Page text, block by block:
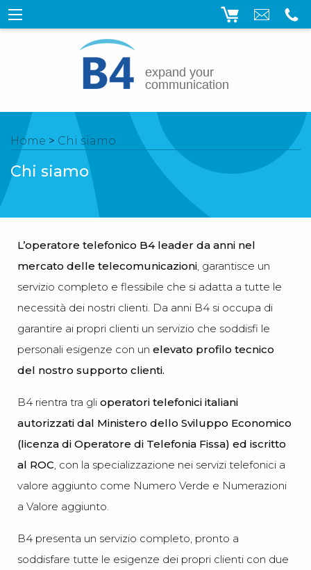
Home > Chi siamo
Chi siamo
L’operatore telefonico B4 leader da anni nel
mercato delle telecomunicazioni , garantisce un
servizio completo e flessibile che si adatta a tutte le
necessità dei nostri clienti. Da anni B4 si occupa di
garantire ai propri clienti un servizio che soddisfi le
personali esigenze con un elevato profilo tecnico
del nostro supporto clienti.
B4 rientra tra gli operatori telefonici italiani
autorizzati dal Ministero dello Sviluppo Economico
(licenza di Operatore di Telefonia Fissa) ed iscritto
al ROC , con la specializzazione nei servizi telefonici a
valore aggiunto come Numero Verde e Numerazioni
a Valore aggiunto.
B4 presenta un servizio completo, pronto a
soddisfare tutte le esigenze dei propri clienti con due